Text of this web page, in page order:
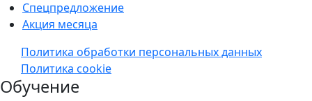
Спецпредложение
Акция месяца
Политика обработки персональных данных
Политика cookie
Обучение